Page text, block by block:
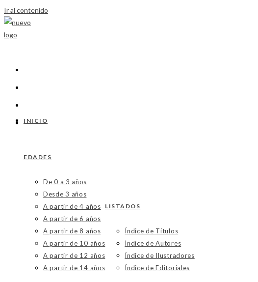
Ir al contenido
INICIO
EDADES
De 0 a 3 años
Desde 3 años
A partir de 4 años
A partir de 6 años
A partir de 8 años
A partir de 10 años
A partir de 12 años
A partir de 14 años
LISTADOS
Índice de Títulos
Índice de Autores
Índice de Ilustradores
Índice de Editoriales